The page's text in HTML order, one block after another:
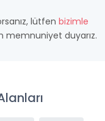
lütfen bizimle
memnuniyet duyarız.